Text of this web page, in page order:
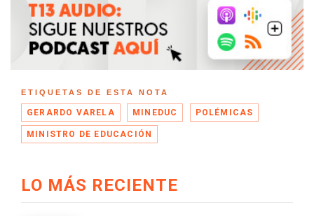
ETIQUETAS DE ESTA NOTA
GERARDO VARELA MINEDUC POLÉMICAS
MINISTRO DE EDUCACIÓN
LO MÁS RECIENTE